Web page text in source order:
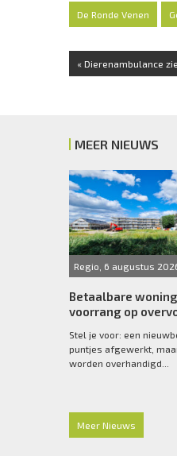
De Ronde Venen
« Dierenambulance
MEER NIEUWS
Regio, 6 augustus
Betaalbare
voorrang op
Stel je voor: een
puntjes afgewerkt,
worden overhandigd...
Meer Nieuws